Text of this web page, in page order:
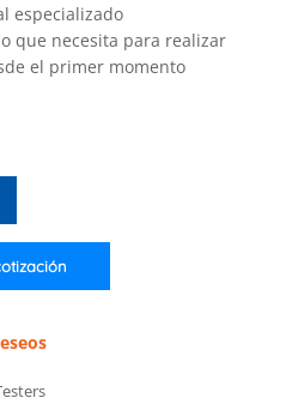
especializado
que necesita para realizar
el primer momento